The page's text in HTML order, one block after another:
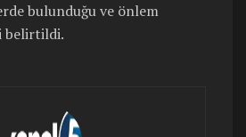
bulunduğu ve önlem
belirtildi.